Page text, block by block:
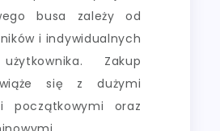
busa zależy od
i indywidualnych
Zakup
się z dużymi
początkowymi oraz